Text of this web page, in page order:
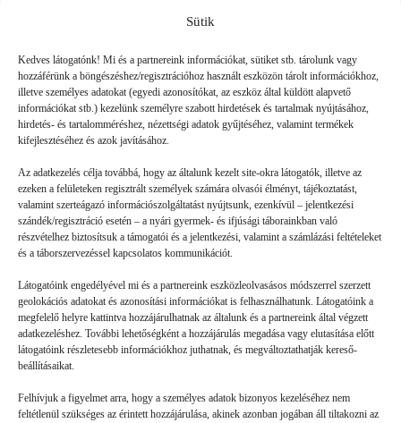
Sütik
Kedves látogatónk! Mi és a partnereink információkat, sütiket stb. tárolunk vagy
hozzáférünk a böngészéshez/regisztrációhoz használt eszközön tárolt információkhoz,
illetve személyes adatokat (egyedi azonosítókat, az eszköz által küldött alapvető
információkat stb.) kezelünk személyre szabott hirdetések és tartalmak nyújtásához,
hirdetés- és tartalomméréshez, nézettségi adatok gyűjtéséhez, valamint termékek
kifejlesztéséhez és azok javításához.
Az adatkezelés célja továbbá, hogy az általunk kezelt site-okra látogatók, illetve az
ezeken a felületeken regisztrált személyek számára olvasói élményt, tájékoztatást,
valamint szerteágazó információszolgáltatást nyújtsunk, ezenkívül – jelentkezési
szándék/regisztráció esetén – a nyári gyermek- és ifjúsági táborainkban való
részvételhez biztosítsuk a támogatói és a jelentkezési, valamint a számlázási feltételeket
és a táborszervezéssel kapcsolatos kommunikációt.
Látogatóink engedélyével mi és a partnereink eszközleolvasásos módszerrel szerzett
geolokációs adatokat és azonosítási információkat is felhasználhatunk. Látogatóink a
megfelelő helyre kattintva hozzájárulhatnak az általunk és a partnereink által végzett
adatkezeléshez. További lehetőségként a hozzájárulás megadása vagy elutasítása előtt
látogatóink részletesebb információkhoz juthatnak, és megváltoztathatják kereső-
beállításaikat.
Felhívjuk a figyelmet arra, hogy a személyes adatok bizonyos kezeléséhez nem
feltétlenül szükséges az érintett hozzájárulása, akinek azonban jogában áll tiltakozni az
Friss
Volt gyors megoldás
GYEREKSZEM
B. L. élményei: Ha valaki rosszul lett, vagy valami gondja